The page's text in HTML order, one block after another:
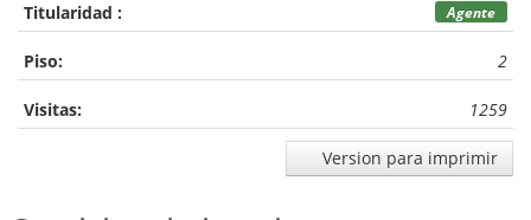
Titularidad : Agente
Piso: 2
Visitas: 1259
Version para imprimir